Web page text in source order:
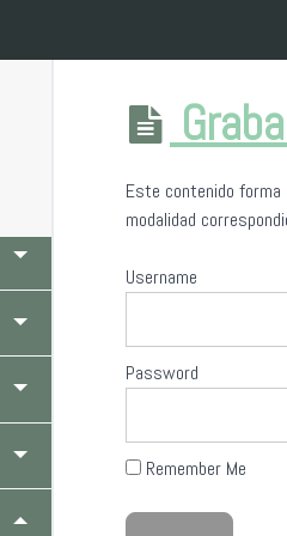
personas con cáncer y
Este contenido
modalidad
Username
Password
Remember Me